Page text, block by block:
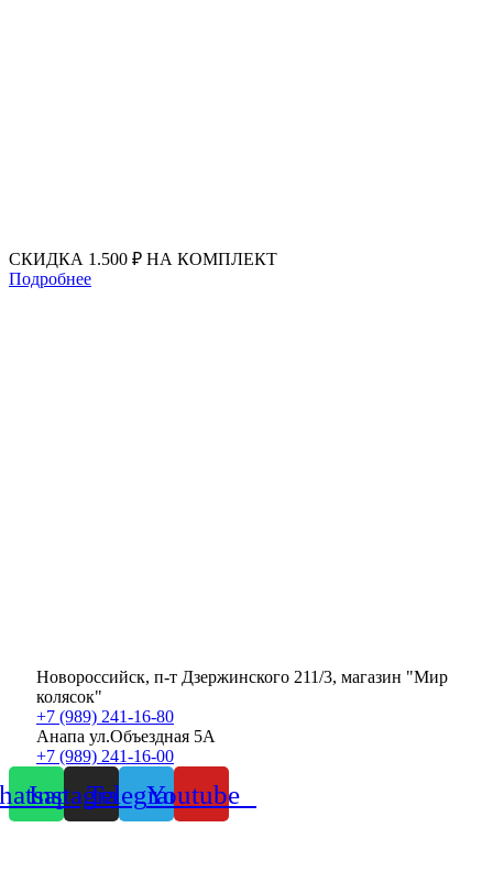
СКИДКА 1.500 ₽ НА КОМПЛЕКТ
Подробнее
Новороссийск, п-т Дзержинского 211/3, магазин "Мир
колясок"
+7 (989) 241-16-80
Анапа ул.Объездная 5А
+7 (989) 241-16-00
InstagramTelegramYoutube